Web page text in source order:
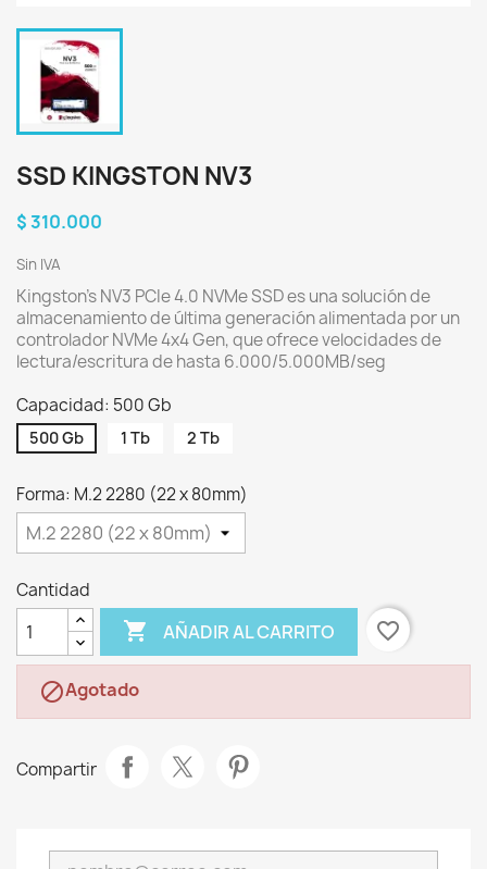
SSD KINGSTON NV3
$ 310.000
Sin IVA
Kingston’s NV3 PCIe 4.0 NVMe SSD es una solución de
almacenamiento de última generación alimentada por un
controlador NVMe 4x4 Gen, que ofrece velocidades de
lectura/escritura de hasta 6.000/5.000MB/seg
Capacidad: 500 Gb
500 Gb 1 Tb 2 Tb
Forma: M.2 2280 (22 x 80mm)
Cantidad
 AÑADIR AL CARRITO favorite_border
Agotado
Compartir